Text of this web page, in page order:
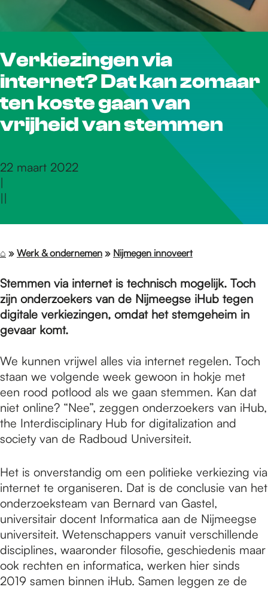
r
d
e
m
e
p
a
g
e
Verkiezingen via
internet? Dat kan zomaar
ten koste gaan van
vrijheid van stemmen
22 maart 2022
|
||
⌂ » Werk & ondernemen » Nijmegen innoveert
Stemmen via internet is technisch mogelijk. Toch
zijn onderzoekers van de Nijmeegse iHub tegen
digitale verkiezingen, omdat het stemgeheim in
gevaar komt.
We kunnen vrijwel alles via internet regelen. Toch
staan we volgende week gewoon in hokje met
een rood potlood als we gaan stemmen. Kan dat
niet online? “Nee”, zeggen onderzoekers van iHub,
the Interdisciplinary Hub for digitalization and
society van de Radboud Universiteit.
Het is onverstandig om een politieke verkiezing via
internet te organiseren. Dat is de conclusie van het
onderzoeksteam van Bernard van Gastel,
universitair docent Informatica aan de Nijmeegse
universiteit. Wetenschappers vanuit verschillende
disciplines, waaronder filosofie, geschiedenis maar
ook rechten en informatica, werken hier sinds
2019 samen binnen iHub. Samen leggen ze de